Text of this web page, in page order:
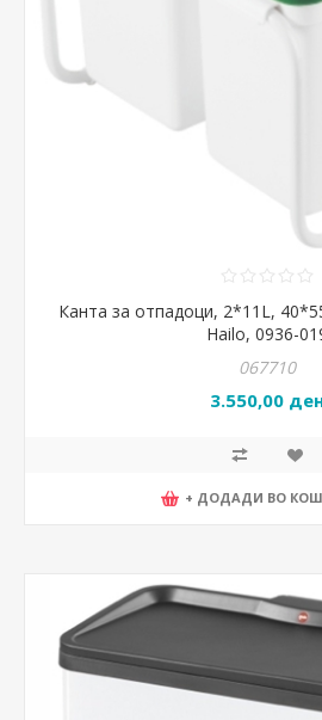
Канта за отпадоци, 2*11L,
Hailo, 0936-
067710
3.550,00
+ ДОДАДИ ВО